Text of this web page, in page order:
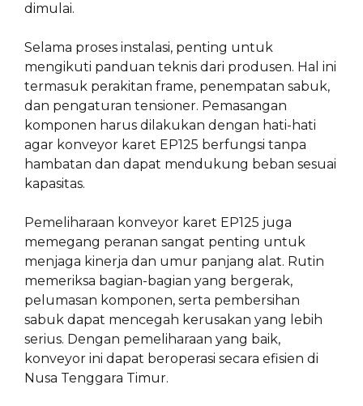
dimulai.
Selama proses instalasi, penting untuk
mengikuti panduan teknis dari produsen. Hal ini
termasuk perakitan frame, penempatan sabuk,
dan pengaturan tensioner. Pemasangan
komponen harus dilakukan dengan hati-hati
agar konveyor karet EP125 berfungsi tanpa
hambatan dan dapat mendukung beban sesuai
kapasitas.
Pemeliharaan konveyor karet EP125 juga
memegang peranan sangat penting untuk
menjaga kinerja dan umur panjang alat. Rutin
memeriksa bagian-bagian yang bergerak,
pelumasan komponen, serta pembersihan
sabuk dapat mencegah kerusakan yang lebih
serius. Dengan pemeliharaan yang baik,
konveyor ini dapat beroperasi secara efisien di
Nusa Tenggara Timur.